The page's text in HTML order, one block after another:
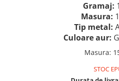
Gramaj:
Masura:
Tip metal:
Culoare aur:
Masura:
STOC